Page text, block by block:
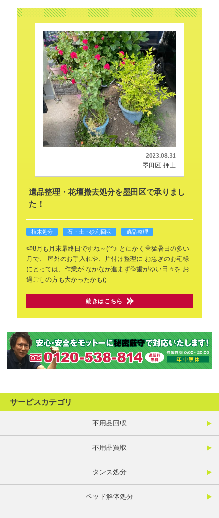
2023.08.31
墨田区 押上
遺品整理・花壇撤去処分を墨田区で承りまし
た！
植木処分 石・土・砂利回収 遺品整理
🍉8月も月末最終日ですね～(^^♪ とにかく🌞猛暑日の多い
月で、
屋外のお手入れや、片付け整理に お急ぎのお宅様
にとっては、作業がなかなか進まず💦歯がゆい日々を お
過ごしの方も大かったかも(;
続きはこちら
サービスカテゴリ
不用品回収
不用品買取
タンス処分
ベッド解体処分